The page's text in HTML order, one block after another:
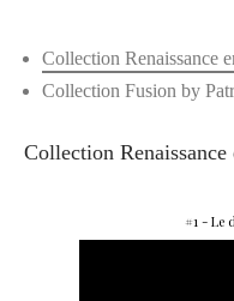
Collection Renaissance
Collection Fusion by
Collection Renaissance
#1 - Le